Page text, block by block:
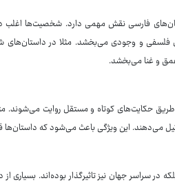
فارسی نقش مهمی دارد. شخصیت‌ها اغلب
و وجودی می‌بخشد. مثلا در داستان‌های
و غنا می‌بخشد.
از طریق حکایت‌های کوتاه و مستقل روایت
می‌دهند. این ویژگی باعث می‌شود که داستان‌ها
در سراسر جهان نیز تاثیرگذار بوده‌اند.